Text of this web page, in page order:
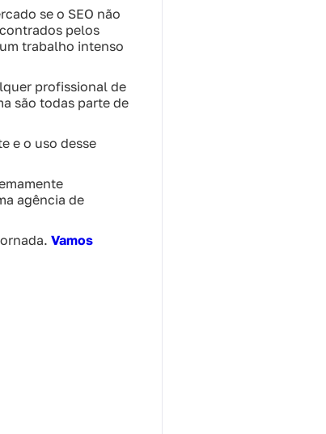
se o SEO não
pelos
trabalho intenso
profissional de
são todas parte de
e o uso desse
agência de
Vamos